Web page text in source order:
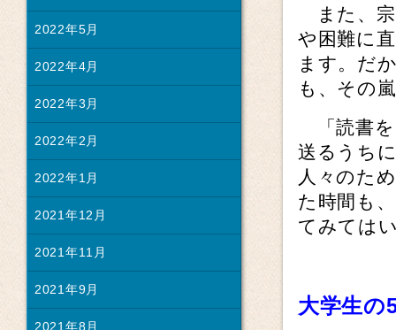
また、宗
や困難に
ます。だ
も、その
「読書を
送るうち
人々のた
た時間も
てみては
大学生の
2022年5月
2022年4月
2022年3月
2022年2月
2022年1月
2021年12月
2021年11月
2021年9月
2021年8月